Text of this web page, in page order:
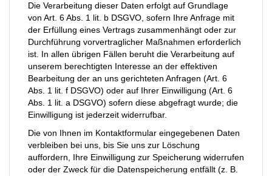
Die Verarbeitung dieser Daten erfolgt auf Grundlage
von Art. 6 Abs. 1 lit. b DSGVO, sofern Ihre Anfrage mit
der Erfüllung eines Vertrags zusammenhängt oder zur
Durchführung vorvertraglicher Maßnahmen erforderlich
ist. In allen übrigen Fällen beruht die Verarbeitung auf
unserem berechtigten Interesse an der effektiven
Bearbeitung der an uns gerichteten Anfragen (Art. 6
Abs. 1 lit. f DSGVO) oder auf Ihrer Einwilligung (Art. 6
Abs. 1 lit. a DSGVO) sofern diese abgefragt wurde; die
Einwilligung ist jederzeit widerrufbar.
Die von Ihnen im Kontaktformular eingegebenen Daten
verbleiben bei uns, bis Sie uns zur Löschung
auffordern, Ihre Einwilligung zur Speicherung widerrufen
oder der Zweck für die Datenspeicherung entfällt (z. B.